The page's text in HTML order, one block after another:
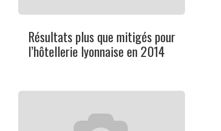
Résultats plus que mitigés pour
l’hôtellerie lyonnaise en 2014